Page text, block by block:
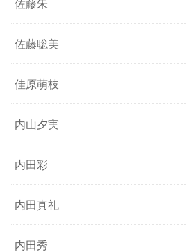
佐藤朱
佐藤聡美
佳原萌枝
内山夕実
内田彩
内田真礼
内田秀